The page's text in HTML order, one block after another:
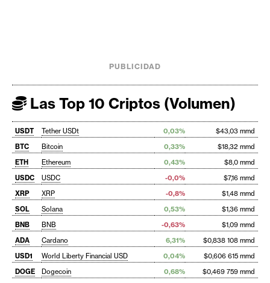
PUBLICIDAD
Las Top 10 Criptos (Volumen)
USDT Tether USDt 0,03%
$43,03 mmd
BTC
Bitcoin 0,33%
$18,32 mmd
ETH
Ethereum 0,43%
$8,0 mmd
USDC
USDC -0,0%
$7,16 mmd
XRP
XRP -0,8%
$1,48 mmd
SOL
Solana 0,53%
$1,36 mmd
BNB
BNB -0,63%
$1,09 mmd
ADA
Cardano 6,31%
$0,838 108 mmd
USD1
World Liberty Financial USD 0,04%
$0,606 615 mmd
DOGE
Dogecoin 0,68% $0,469 759 mmd